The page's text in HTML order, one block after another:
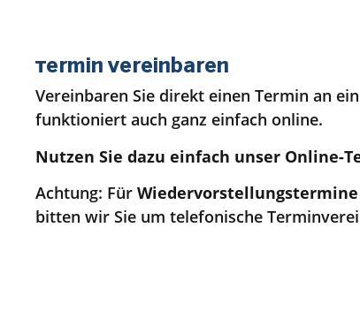
Termin vereinbaren
Vereinbaren Sie direkt einen Termin an
funktioniert auch ganz einfach online.
Nutzen Sie dazu einfach unser Online-
Achtung: Für
bitten wir Sie um telefonische